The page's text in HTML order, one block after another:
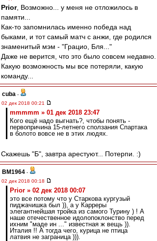
Prior, Возможно... у меня не отложилось в
памяти...
Как-то запомнилась именно победа над
быками, и тот самый матч с анжи, где родился
знаменитый мэм - "Грацио, Бля..."
Даже не верится, что это было совсем недавно.
Какую возможность мы все потеряли, какую
команду...
cuba -
02 дек 2018 00:21
mmmmm » 01 дек 2018 23:47
Кого ещё надо выгнать?, чтобы понять -
первопричина 15-летнего сползания Спартака
в болото вовсе не в этих людях.
Скажешь "Б", завтра арестуют... Потерпи. :)
BM1964 -
02 дек 2018 00:18
Prior » 02 дек 2018 00:07
это все потому что у Старкова кургузый
пиджачишка был )), а у Карреры
элегантнейшая тройка из самого Турину ) ! А
наше отечественное идолопоклонство перед
ихним "маде ин ..." известная ж вещь )).
Италия !! А тогда чего, курица не птица
латвия не заграница ))).